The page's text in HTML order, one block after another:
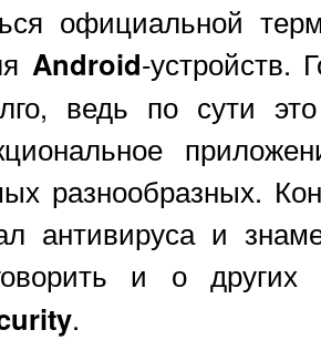
официальной
Android-устройств.
ведь по сути
разнообразных.
антивируса и
и о
.